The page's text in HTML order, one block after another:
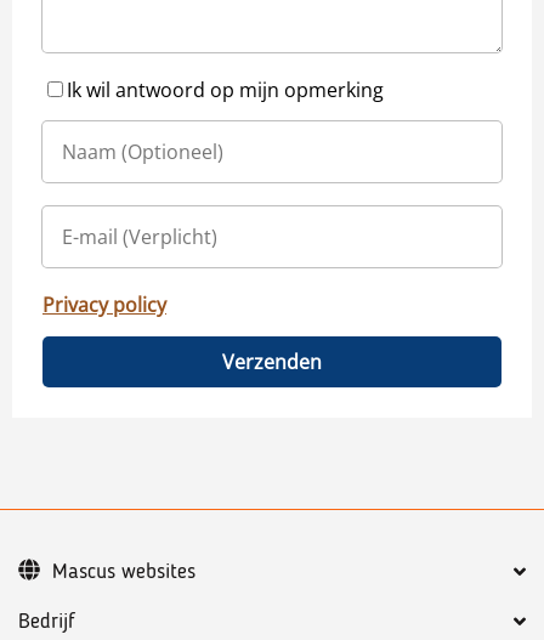
Ik wil antwoord op mijn opmerking
Privacy policy
Verzenden
Bedrijf
Mascus websites